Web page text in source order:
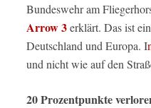
Bundeswehr am
Arrow 3erklärt. Das ist
Deutschland und Europa. I
und nicht wie auf den
20 Prozentpunkte